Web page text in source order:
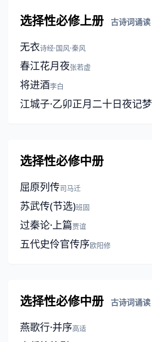
选择性必修上册 古诗词诵读
无衣诗经·国风·秦风
春江花月夜张若虚
将进酒李白
江城子·乙卯正月二十日夜记梦
选择性必修中册
屈原列传司马迁
苏武传(节选)班固
过秦论·上篇贾谊
五代史伶官传序欧阳修
选择性必修中册 古诗词诵读
燕歌行·并序高适